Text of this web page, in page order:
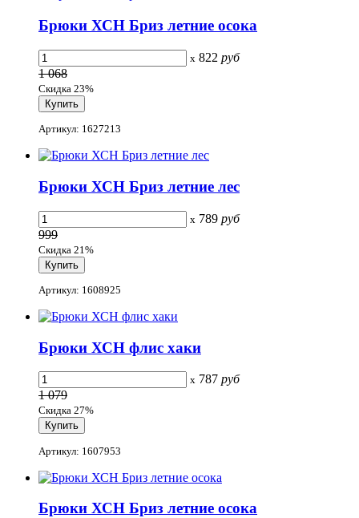
Брюки ХСН Бриз летние осока
x 822 руб
1 068
Скидка 23%
Артикул: 1627213
Брюки ХСН Бриз летние лес
x 789 руб
999
Скидка 21%
Артикул: 1608925
Брюки ХСН флис хаки
x 787 руб
1 079
Скидка 27%
Артикул: 1607953
Брюки ХСН Бриз летние осока